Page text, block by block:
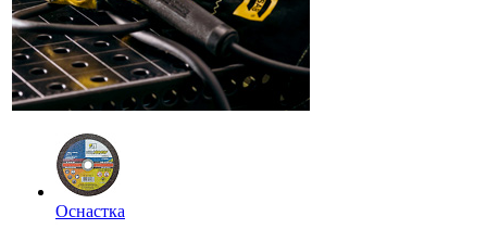
Оснастка